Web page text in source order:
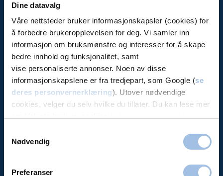
Dine datavalg
Våre nettsteder bruker informasjonskapsler (cookies) for
å forbedre brukeropplevelsen for deg. Vi samler inn
informasjon om bruksmønstre og interesser for å skape
bedre innhold og funksjonalitet, samt
vise personaliserte annonser. Noen av disse
informasjonskapslene er fra tredjepart, som Google (se
deres personvernerklæring). Utover nødvendige
cookies, velger du selv hvilke du tillater. Du kan lese mer
Nødvendig
Preferanser
Avbestille / se time
Aktuelt (artikler)
Bedrift
Forsikring
Offentlige avtaler
Jobb i Volvat
About us (in English)